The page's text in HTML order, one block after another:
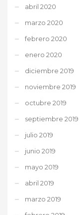
abril 2020
marzo 2020
febrero 2020
enero 2020
diciembre 2019
noviembre 2019
octubre 2019
septiembre 2019
julio 2019
junio 2019
mayo 2019
abril 2019
marzo 2019